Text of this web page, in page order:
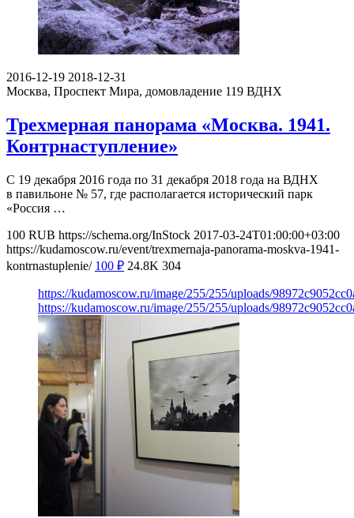
2016-12-19 2018-12-31
Москва, Проспект Мира, домовладение 119 ВДНХ
Трехмерная панорама «Москва. 1941.
Контрнаступление»
С 19 декабря 2016 года по 31 декабря 2018 года на ВДНХ
в павильоне № 57, где располагается исторический парк
«Россия …
100 RUB https://schema.org/InStock 2017-03-24T01:00:00+03:00
https://kudamoscow.ru/event/trexmernaja-panorama-moskva-1941-
kontrnastuplenie/ 100 ₽ 24.8K 304
https://kudamoscow.ru/image/255/255/uploads/
https://kudamoscow.ru/image/255/255/uploads/